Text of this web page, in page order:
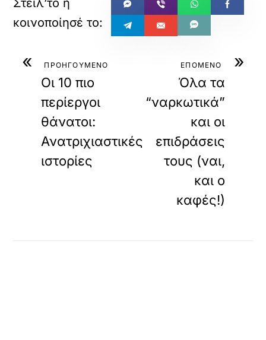
« ΠΡΟΗΓΟΥΜΕΝΟ
Οι 10 πιο
περίεργοι
θάνατοι:
Ανατριχιαστικές
ιστορίες
»
ΕΠΟΜΕΝΟ
Όλα τα
“ναρκωτικά”
και οι
επιδράσεις
τους (ναι,
και ο
καφές!)